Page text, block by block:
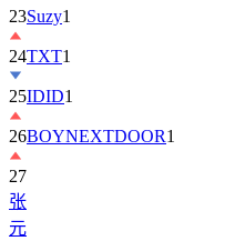
23Suzy1
24TXT1
25IDID1
26BOYNEXTDOOR1
27
张
元